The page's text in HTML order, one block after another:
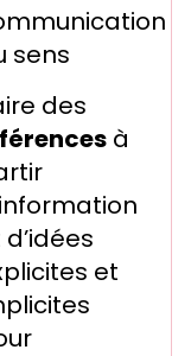
sens
des
à
et